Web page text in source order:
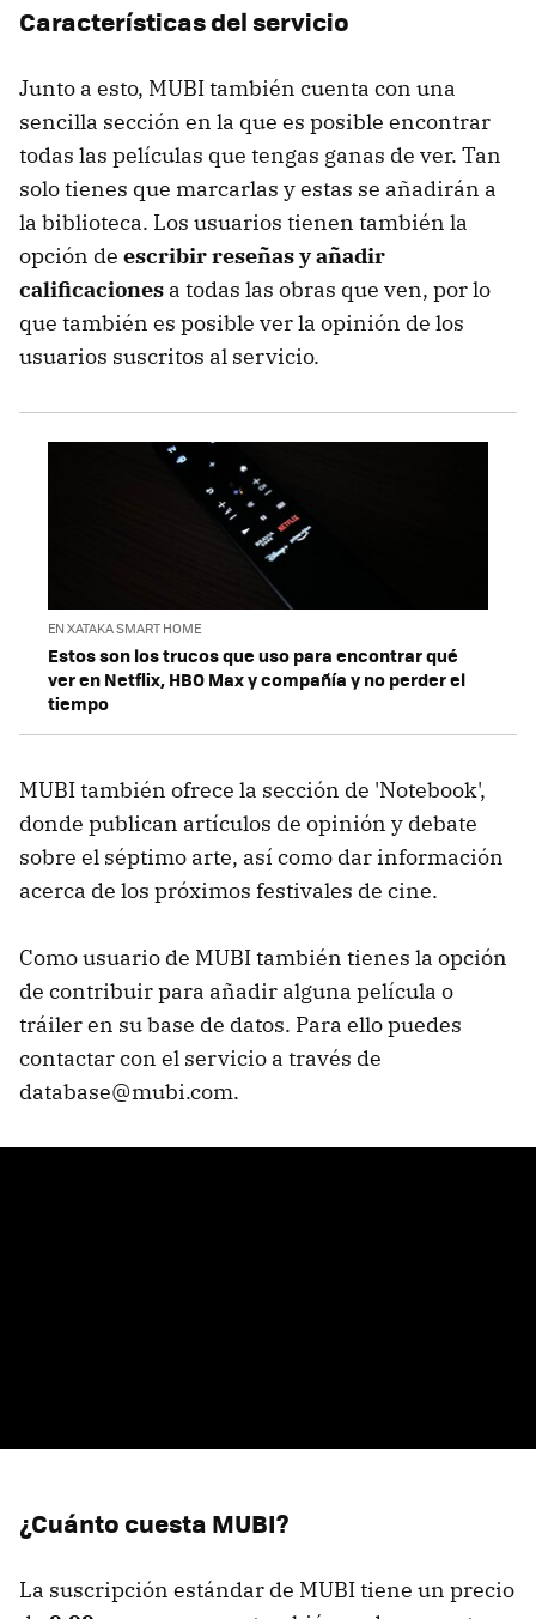
Características del servicio
Junto a esto, MUBI también cuenta con una
sencilla sección en la que es posible encontrar
todas las películas que tengas ganas de ver. Tan
solo tienes que marcarlas y estas se añadirán a
la biblioteca. Los usuarios tienen también la
opción de escribir reseñas y añadir
calificaciones a todas las obras que ven, por lo
que también es posible ver la opinión de los
usuarios suscritos al servicio.
EN XATAKA SMART HOME
Estos son los trucos que uso para encontrar qué
ver en Netflix, HBO Max y compañía y no perder el
tiempo
MUBI también ofrece la sección de 'Notebook',
donde publican artículos de opinión y debate
sobre el séptimo arte, así como dar información
acerca de los próximos festivales de cine.
Como usuario de MUBI también tienes la opción
de contribuir para añadir alguna película o
tráiler en su base de datos. Para ello puedes
contactar con el servicio a través de
database@mubi.com.
¿Cuánto cuesta MUBI?
La suscripción estándar de MUBI tiene un precio